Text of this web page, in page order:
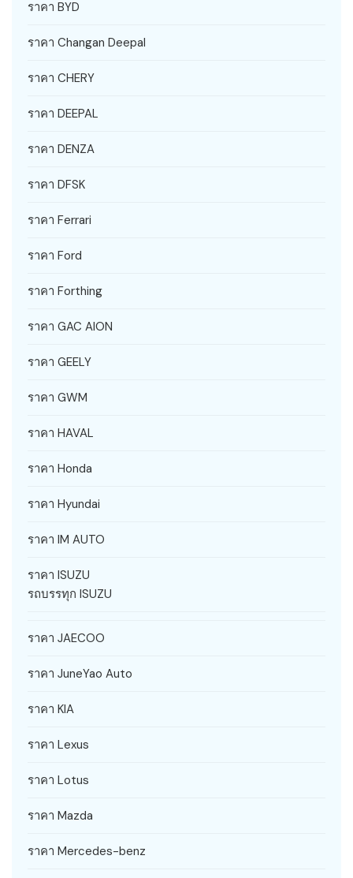
ราคา BYD
ราคา Changan Deepal
ราคา CHERY
ราคา DEEPAL
ราคา DENZA
ราคา DFSK
ราคา Ferrari
ราคา Ford
ราคา Forthing
ราคา GAC AION
ราคา GEELY
ราคา GWM
ราคา HAVAL
ราคา Honda
ราคา Hyundai
ราคา IM AUTO
ราคา ISUZU
รถบรรทุก ISUZU
ราคา JAECOO
ราคา JuneYao Auto
ราคา KIA
ราคา Lexus
ราคา Lotus
ราคา Mazda
ราคา Mercedes-benz